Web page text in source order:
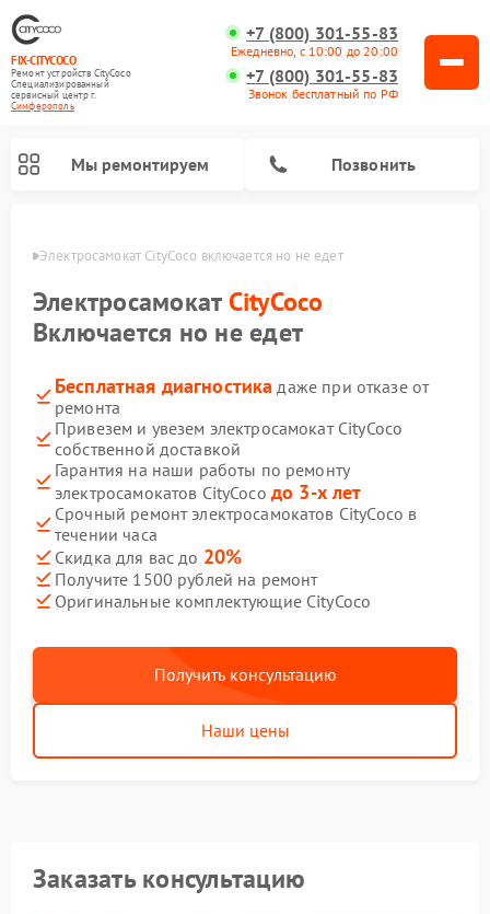
FIX-CITYCOCO
Ремонт устройств CityCoco
Специализированный
cервисный центр г.
Симферополь
+7 (800) 301-55-83
Ежедневно, с 10:00 до 20:00
+7 (800) 301-55-83
Звонок бесплатный по РФ
Мы ремонтируем Позвонить
Электросамокат CityCoco включается но не едет
Электросамокат CityCoco
Включается но не едет
Бесплатная диагностика даже при отказе от
ремонта
Привезем и увезем электросамокат CityCoco
собственной доставкой
Гарантия на наши работы по ремонту
электросамокатов CityCoco до 3-х лет
Срочный ремонт электросамокатов CityCoco в
течении часа
Скидка для вас до 20%
Получите 1500 рублей на ремонт
Оригинальные комплектующие CityCoco
Получить консультацию
Наши цены
Заказать консультацию